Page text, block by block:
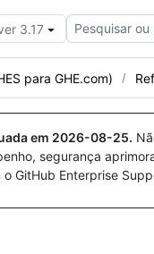
3.17 Pesquisar
para GHE.com)
em 2026-08-25.
segurança
GitHub Enterprise